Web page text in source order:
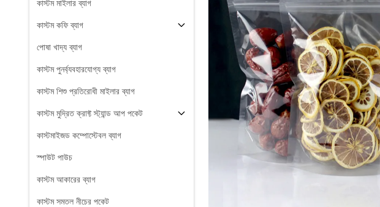
কাস্টম মাইলার ব্যাগ
কাস্টম কফি ব্যাগ
পোষা খাদ্য ব্যাগ
কাস্টম পুনর্ব্যবহারযোগ্য ব্যাগ
কাস্টম শিশু প্রতিরোধী মাইলার ব্যাগ
কাস্টম মুদ্রিত ক্রাফ্ট স্ট্যান্ড আপ পকেট
কাস্টমাইজড কম্পোস্টেবল ব্যাগ
স্পাউট পাউচ
কাস্টম আকারের ব্যাগ
কাস্টম সমতল নীচের পকেট